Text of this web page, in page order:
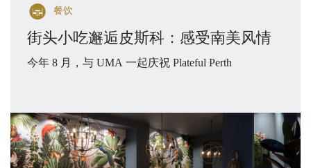
餐饮
街头小吃邂逅皮斯科：感受南美风情
今年 8 月，与 UMA 一起庆祝 Plateful Perth